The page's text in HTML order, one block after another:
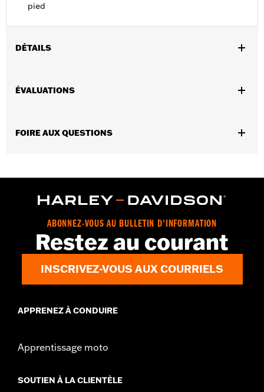
pied
DÉTAILS
après.
Contenu de la boîte:Supports de repose-pieds de gauche et de
ÉVALUATIONS
FOIRE AUX QUESTIONS
ABONNEZ-VOUS AU BULLETIN D'INFORMATION
Restez au courant
INSCRIVEZ-VOUS AUX COURRIELS
APPRENEZ À CONDUIRE
Apprentissage moto
SOUTIEN À LA CLIENTÈLE